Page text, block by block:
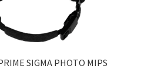
SIGMA PHOTO MIPS